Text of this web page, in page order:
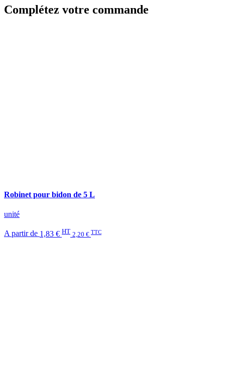
Complétez votre commande
Robinet pour bidon de 5 L
unité
A partir de 1,83 € HT 2,20 € TTC